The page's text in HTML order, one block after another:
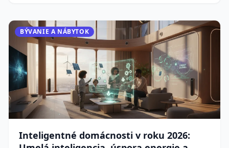
BÝVANIE A NÁBYTOK
Inteligentné domácnosti v roku 2026: